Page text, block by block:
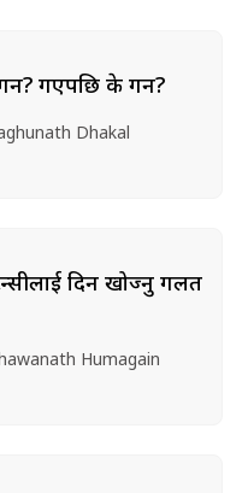
गएपछि के गर्ने?
Dhakal
दिन खोज्नु गलत
Humagain